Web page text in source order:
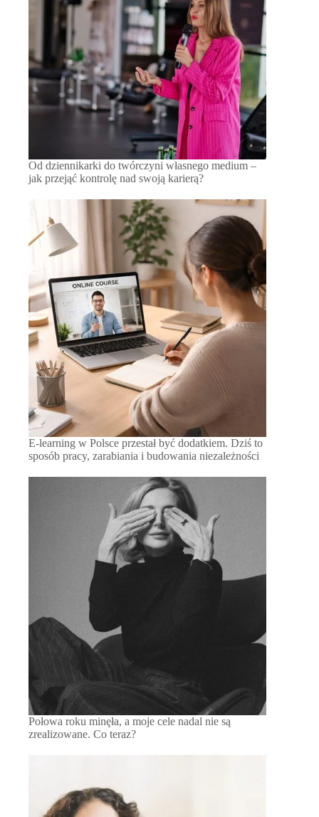
Od dziennikarki do twórczyni własnego medium –
jak przejąć kontrolę nad swoją karierą?
E-learning w Polsce przestał być dodatkiem. Dziś to
sposób pracy, zarabiania i budowania niezależności
Połowa roku minęła, a moje cele nadal nie są
zrealizowane. Co teraz?